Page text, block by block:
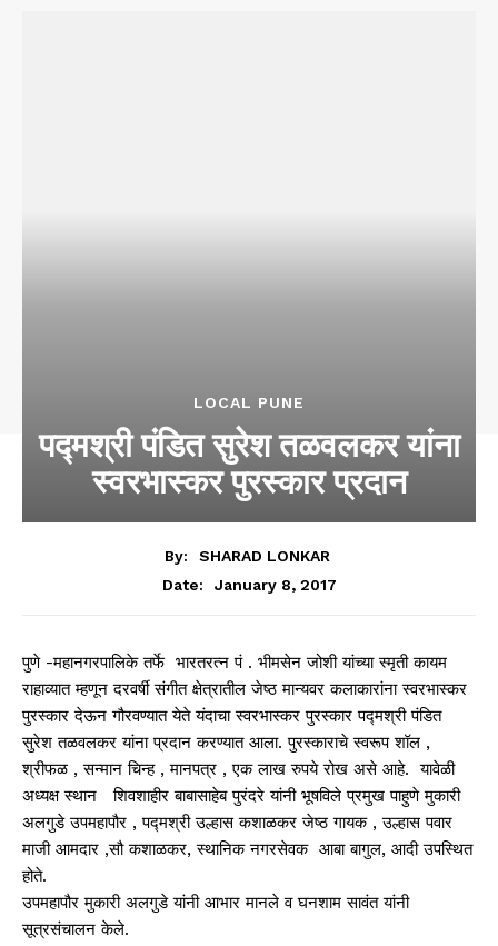
LOCAL PUNE
पद्मश्री पंडित सुरेश तळवलकर यांना
स्वरभास्कर पुरस्कार प्रदान
By:
SHARAD LONKAR
Date:
January 8, 2017
पुणे -महानगरपालिके तर्फे भारतरत्न पं . भीमसेन जोशी यांच्या स्मृती कायम
राहाव्यात म्हणून दरवर्षी संगीत क्षेत्रातील जेष्ठ मान्यवर कलाकारांना स्वरभास्कर
पुरस्कार देऊन गौरवण्यात येते यंदाचा स्वरभास्कर पुरस्कार पद्मश्री पंडित
सुरेश तळवलकर यांना प्रदान करण्यात आला. पुरस्काराचे स्वरूप शॉल ,
श्रीफळ , सन्मान चिन्ह , मानपत्र , एक लाख रुपये रोख असे आहे. यावेळी
अध्यक्ष स्थान शिवशाहीर बाबासाहेब पुरंदरे यांनी भूषविले प्रमुख पाहुणे मुकारी
अलगुडे उपमहापौर , पद्मश्री उल्हास कशाळकर जेष्ठ गायक , उल्हास पवार
माजी आमदार ,सौ कशाळकर, स्थानिक नगरसेवक आबा बागुल, आदी उपस्थित
होते.
उपमहापौर मुकारी अलगुडे यांनी आभार मानले व घनशाम सावंत यांनी
सूत्रसंचालन केले.